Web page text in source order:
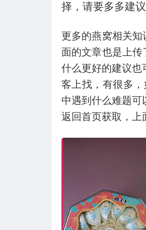
择，请要多多建
更多的燕窝相关
面的文章也是上
什么更好的建议也
客上找，有很多
中遇到什么难题
返回首页获取，上